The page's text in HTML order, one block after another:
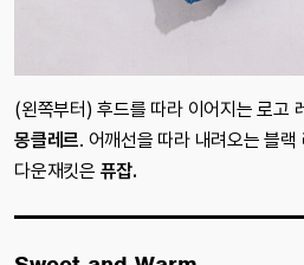
(왼쪽부터) 후드를 따라 이어지는 로고
몽클레르. 어깨선을 따라 내려오는 블
다운재킷은 퓨잡.